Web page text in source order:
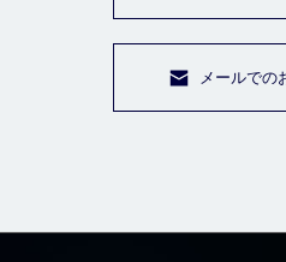
メールでの